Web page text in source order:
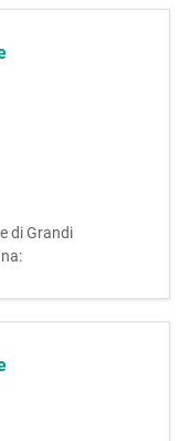
di
di un
di Grandi
il
di
di un